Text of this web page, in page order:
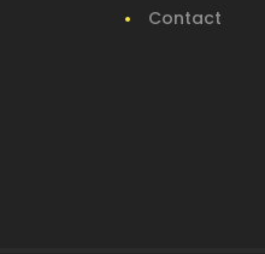
Contact